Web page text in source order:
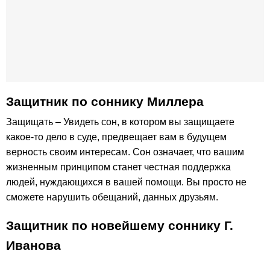
Защитник по cоннику Миллера
Защищать – Увидеть сон, в котором вы защищаете
какое-то дело в суде, предвещает вам в будущем
верность своим интересам. Сон означает, что вашим
жизненным принципом станет честная поддержка
людей, нуждающихся в вашей помощи. Вы просто не
сможете нарушить обещаний, данных друзьям.
Защитник по новейшему соннику Г.
Иванова